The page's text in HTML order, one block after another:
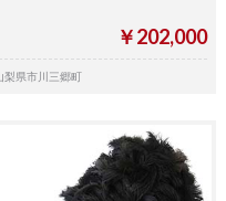
￥202,000
梨県市川三郷町